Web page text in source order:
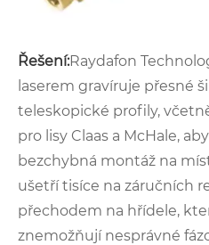
Řešení:Raydafon
laserem gravíruje přesné
teleskopické profily,
pro lisy Claas a McHale,
bezchybná montáž na
ušetří tisíce na záručních
přechodem na hřídele,
znemožňují nesprávné